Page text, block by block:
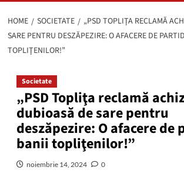
HOME SOCIETATE
„PSD TOPLIŢA RECLAMĂ
SARE PENTRU DESZĂPEZIRE: O AFACERE DE
TOPLIŢENILOR!”
Societate
„PSD Topliţa reclamă
dubioasă de sare pentru
deszăpezire: O afacere de
banii topliţenilor!”
noiembrie 14, 2024 0